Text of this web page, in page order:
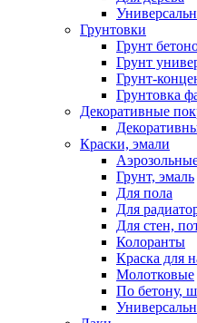
Грунтовки
Грунт
Грунт
Грунт-
Грунтовка
Декоративные
Краски, эмали
Грунт, эмаль
Для пола
Для
Для стен,
Колоранты
Краска для
Молотковые
По бетону,